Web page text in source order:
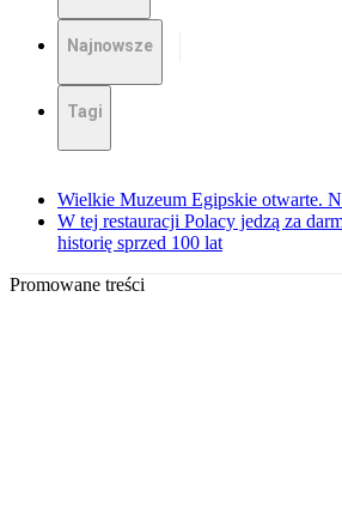
Najnowsze
Tagi
Wielkie Muzeum Egipskie otwarte.
W tej restauracji Polacy jedzą za
historię sprzed 100 lat
Promowane treści